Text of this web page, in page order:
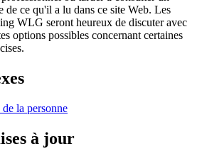
de ce qu'il a lu dans ce site Web. Les
WLG seront heureux de discuter avec
options possibles concernant certaines
la personne
à jour